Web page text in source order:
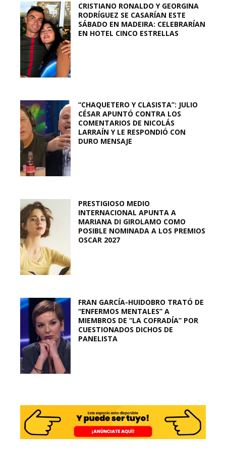
CRISTIANO RONALDO Y GEORGINA
RODRÍGUEZ SE CASARÍAN ESTE
SÁBADO EN MADEIRA: CELEBRARÍAN
EN HOTEL CINCO ESTRELLAS
“CHAQUETERO Y CLASISTA”: JULIO
CÉSAR APUNTÓ CONTRA LOS
COMENTARIOS DE NICOLÁS
LARRAÍN Y LE RESPONDIÓ CON
DURO MENSAJE
PRESTIGIOSO MEDIO
INTERNACIONAL APUNTA A
MARIANA DI GIROLAMO COMO
POSIBLE NOMINADA A LOS PREMIOS
OSCAR 2027
FRAN GARCÍA-HUIDOBRO TRATÓ DE
“ENFERMOS MENTALES” A
MIEMBROS DE “LA COFRADÍA” POR
CUESTIONADOS DICHOS DE
PANELISTA